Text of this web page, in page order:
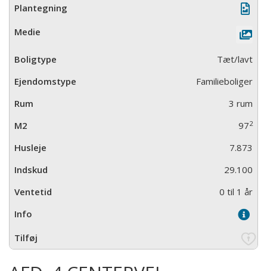
Tæt/lavt
Familieboliger
3 rum
972
7.873
29.100
0 til 1 år